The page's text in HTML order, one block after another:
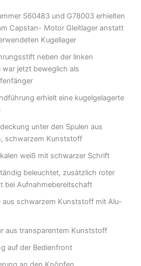
S60483 und G78003 erhielten
Capstan- Motor Gleitlager anstatt
Kugellager
neben der linken
war jetzt beweglich als
erhielt eine kugelgelagerte
unter den Spulen aus
schwarzem Kunststoff
weiß mit schwarzer Schrift
beleuchtet, zusätzlich roter
bei Aufnahmebereitschaft
aus schwarzem Kunststoff mit Alu-
aus transparentem Kunststoff
auf der Bedienfront